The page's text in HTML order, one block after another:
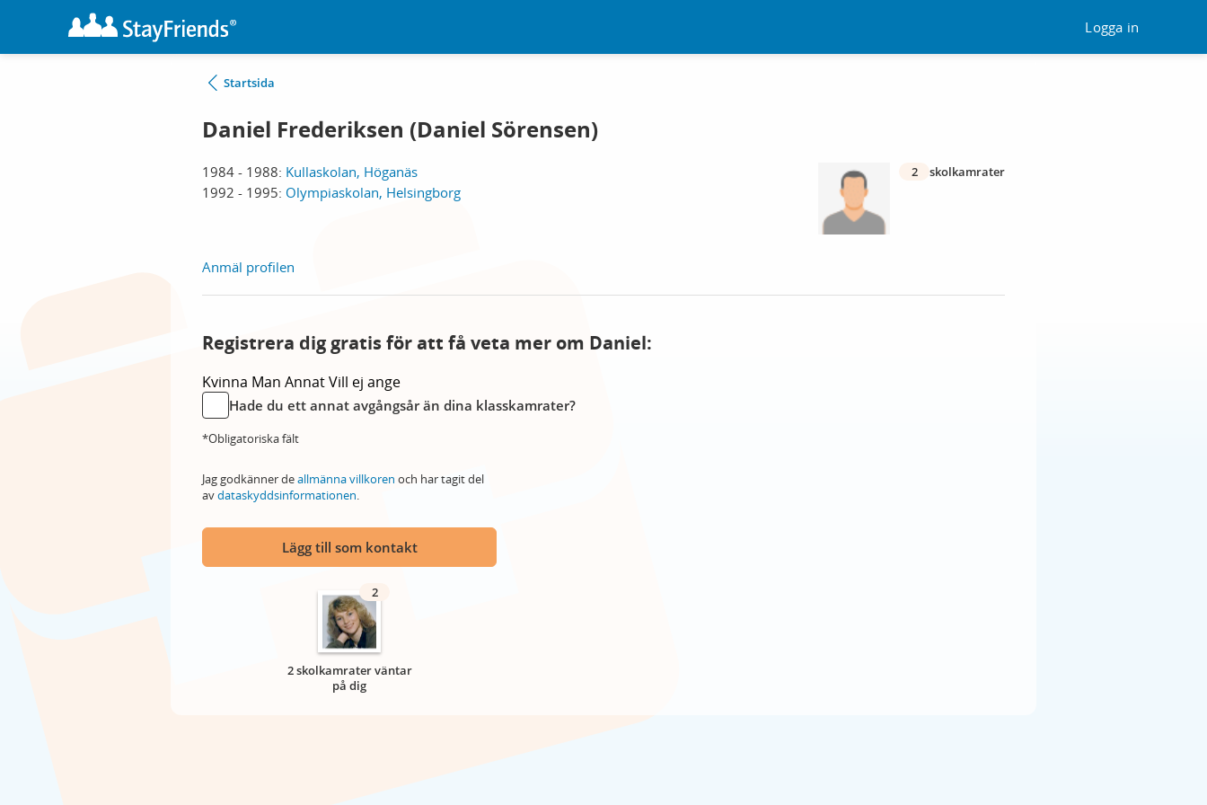
Logga in
Startsida
Daniel Frederiksen (Daniel Sörensen)
1984 - 1988: Kullaskolan, Höganäs
1992 - 1995: Olympiaskolan, Helsingborg
2 skolkamrater
Anmäl profilen
Registrera dig gratis för att få veta mer om Daniel:
Kvinna Man AnnatVill ej ange
Hade du ett annat avgångsår än dina klasskamrater?
*Obligatoriska fält
Jag godkänner deallmänna villkoren och har tagit del
avdataskyddsinformationen.
Lägg till som kontakt
2
2 skolkamrater väntar
på dig